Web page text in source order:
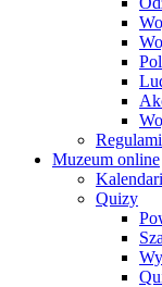
Muzeum online
Quizy